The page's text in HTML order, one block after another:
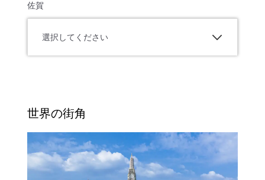
佐賀
選択してください
世界の街角